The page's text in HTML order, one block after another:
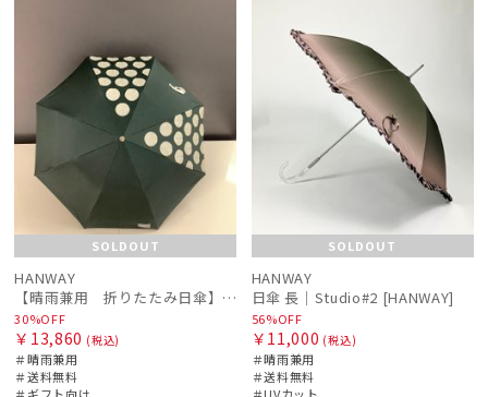
SOLDOUT
HANWAY
【晴雨兼用 折りたたみ日傘】ハンウェイ（ＨＡＮＷＡＹ）Angela（アンジェラ）
30%OFF
￥13,860 (税込)
＃晴雨兼用
＃送料無料
＃ギフト向け
SOLDOUT
HANWAY
日傘 長｜Studio#2 [HANWAY]
56%OFF
￥11,000 (税込)
＃晴雨兼用
＃送料無料
＃UVカット